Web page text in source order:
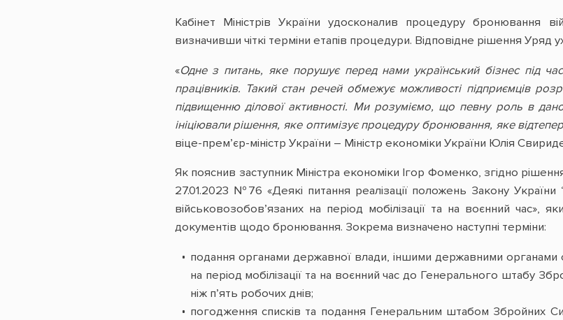
Кабінет Міністрів України удосконалив процедуру бронювання
визначивши чіткі терміни етапів процедури. Відповідне рішення Уряд
«Одне з питань, яке порушує перед нами український бізнес під
працівників. Такий стан речей обмежує можливості підприємців
підвищенню ділової активності. Ми розуміємо, що певну роль в
ініціювали рішення, яке оптимізує процедуру бронювання, яке
віце-прем’єр-міністр України – Міністр економіки України Юлія
Як пояснив заступник Міністра економіки Ігор Фоменко, згідно
27.01.2023 №76 «Деякі питання реалізації положень Закону
військовозобов’язаних на період мобілізації та на воєнний час»,
документів щодо бронювання. Зокрема визначено наступні терміни:
подання органами державної влади, іншими державними органами
на період мобілізації та на воєнний час до Генерального штабу
ніж п’ять робочих днів;
погодження списків та подання Генеральним штабом Збройних